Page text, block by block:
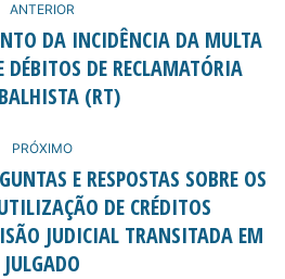
ANTERIOR
Post
anterior:
DA INCIDÊNCIA DA MULTA
DÉBITOS DE RECLAMATÓRIA
(RT)
PRÓXIMO
Próximo
post:
E RESPOSTAS SOBRE OS
DE CRÉDITOS
JUDICIAL TRANSITADA EM
JULGADO